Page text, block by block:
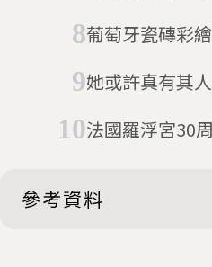
葡萄牙瓷磚彩
她或許真有其
法國羅浮宮30
參考資料